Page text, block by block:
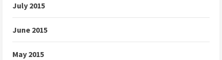
July 2015
June 2015
May 2015